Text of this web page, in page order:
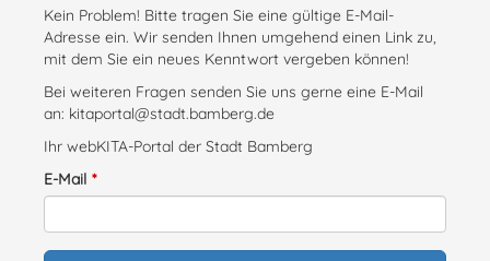
Kein Problem! Bitte tragen Sie eine gültige E-Mail-
Adresse ein. Wir senden Ihnen umgehend einen Link zu,
mit dem Sie ein neues Kenntwort vergeben können!
Bei weiteren Fragen senden Sie uns gerne eine E-Mail
an: kitaportal@stadt.bamberg.de
Ihr webKITA-Portal der Stadt Bamberg
E-Mail